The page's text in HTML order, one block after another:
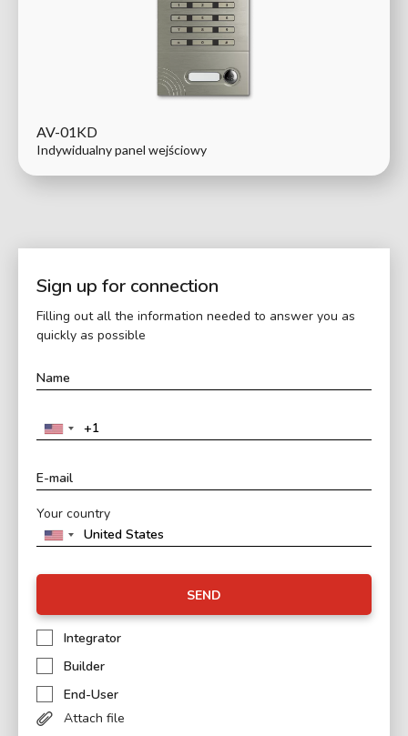
AV-01KD
Indywidualny panel wejściowy
Sign up for connection
Filling out all the information needed to answer you as
quickly as possible
Your country
SEND
Integrator
Builder
End-User
Attach file